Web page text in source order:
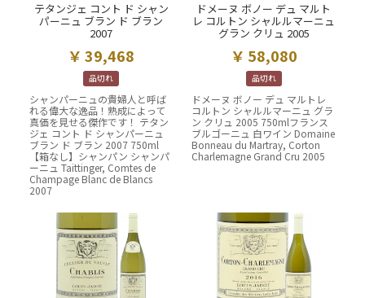
テタンジェ コント ド シャン
パーニュ ブラン ド ブラン
2007
39,468
品切れ
シャンパーニュの貴婦人と呼ば
れる偉大な逸品！熟成によって
真価を見せる傑作です！ テタン
ジェ コント ド シャンパーニュ
ブラン ド ブラン 2007 750ml
【箱なし】シャンパン シャンパ
ーニュ Taittinger, Comtes de
Champage Blanc de Blancs
2007
ドメーヌ ボノー デュ マルト
レ コルトン シャルルマーニュ
グラン クリュ 2005
58,080
品切れ
ドメーヌ ボノー デュ マルトレ
コルトン シャルルマーニュ グラ
ン クリュ 2005 750mlフランス
ブルゴーニュ 白ワイン Domaine
Bonneau du Martray, Corton
Charlemagne Grand Cru 2005